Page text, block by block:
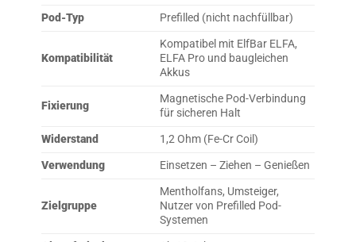
Pod-Typ
Prefilled (nicht nachfüllbar)
Kompatibilität
Kompatibel mit ElfBar ELFA,
ELFA Pro und baugleichen
Akkus
Fixierung
Magnetische Pod-Verbindung
für sicheren Halt
Widerstand
1,2 Ohm (Fe-Cr Coil)
Verwendung
Einsetzen – Ziehen – Genießen
Zielgruppe
Mentholfans, Umsteiger,
Nutzer von Prefilled Pod-
Systemen